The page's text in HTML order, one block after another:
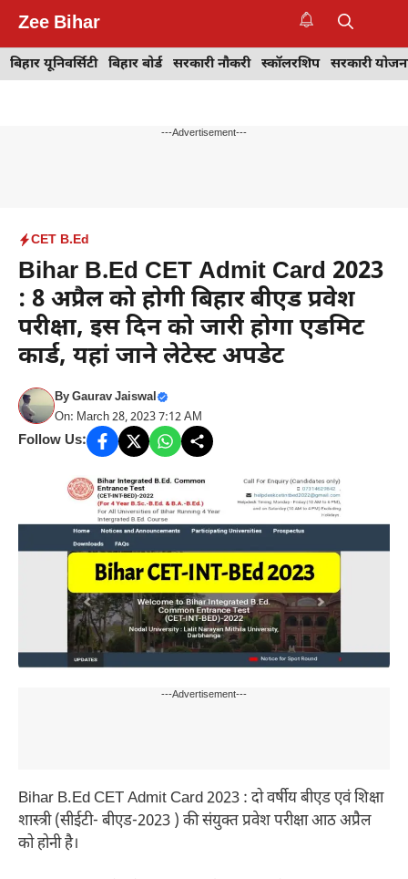
content
Zee Bihar
बिहार यूनिवर्सिटी बिहार बोर्ड सरकारी नौकरी स्कॉलरशिप सरकारी
---Advertisement---
CET B.Ed
Bihar B.Ed CET Admit Card 2023
: 8 अप्रैल को होगी बिहार बीएड प्रवेश
परीक्षा, इस दिन को जारी होगा एडमिट
कार्ड, यहां जाने लेटेस्ट अपडेट
ByGaurav Jaiswal
On: March 28, 2023 7:12 AM
Follow Us:
---Advertisement---
Bihar B.Ed CET Admit Card 2023 : दो वर्षीय बीएड एवं शिक्षा
शास्त्री (सीईटी- बीएड-2023 ) की संयुक्त प्रवेश परीक्षा आठ अप्रैल
को होनी है।